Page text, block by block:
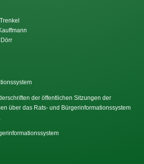
der öffentlichen Sitzungen der
über das Rats- und Bürgerinformationssystem